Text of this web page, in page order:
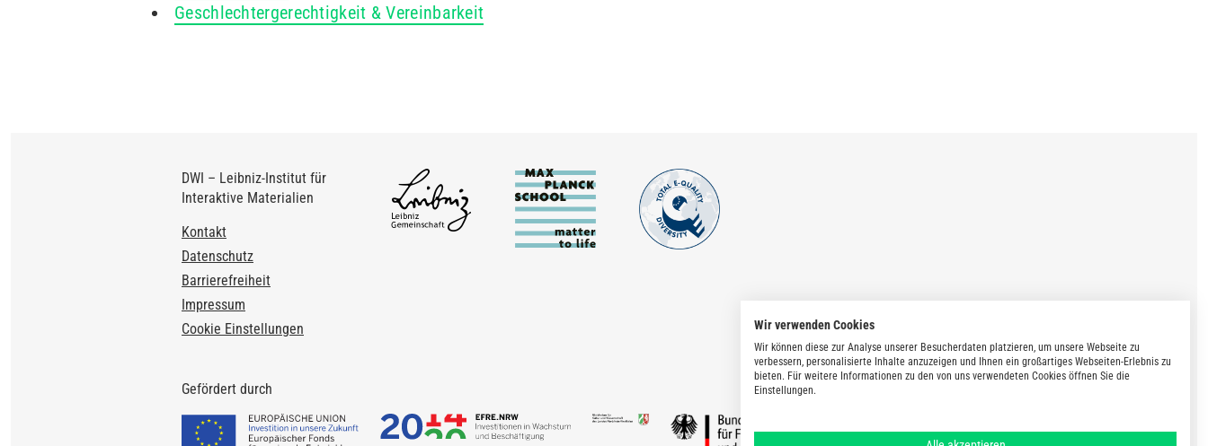
Geschlechtergerechtigkeit & Vereinbarkeit
DWI – Leibniz-Institut für
Interaktive Materialien
Footer
Kontakt
Datenschutz
Barrierefreiheit
Impressum
Cookie Einstellungen
Gefördert durch
Wir verwenden Cookies
Wir können diese zur Analyse unserer Besucherdaten platzieren, um unsere Webseite zu
verbessern, personalisierte Inhalte anzuzeigen und Ihnen ein großartiges Webseiten-Erlebnis zu
bieten. Für weitere Informationen zu den von uns verwendeten Cookies öffnen Sie die
Einstellungen.